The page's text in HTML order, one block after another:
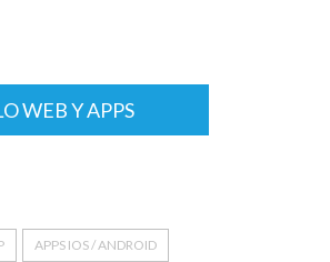
WEB Y APPS
APPS IOS / ANDROID